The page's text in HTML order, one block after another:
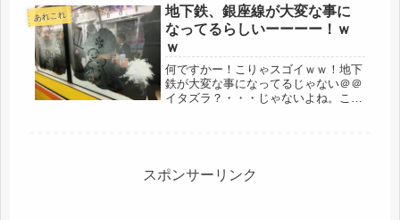
バセドウ病を発病しているとは、つゆ
知らず、とんでもない汗かきになるも
の...
あれこれ
地下鉄、銀座線が大変な事に
なってるらしいーーーー！ｗ
ｗ
何ですかー！こりゃスゴイｗｗ！地下
鉄が大変な事になってるじゃない＠＠
イタズラ？・・・じゃないよね。こり
ソでし...
スポンサーリンク